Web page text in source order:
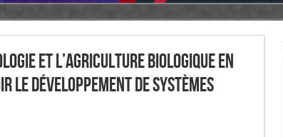
et l’Agriculture biologique en
le développement de systèmes